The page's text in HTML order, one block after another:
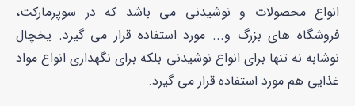
انواع محصولات و نوشیدنی می باشد که در سوپرمارکت،
فروشگاه های بزرگ و... مورد استفاده قرار می گیرد. یخچال
نوشابه نه تنها برای انواع نوشیدنی بلکه برای نگهداری انواع مواد
غذایی هم مورد استفاده قرار می گیرد.